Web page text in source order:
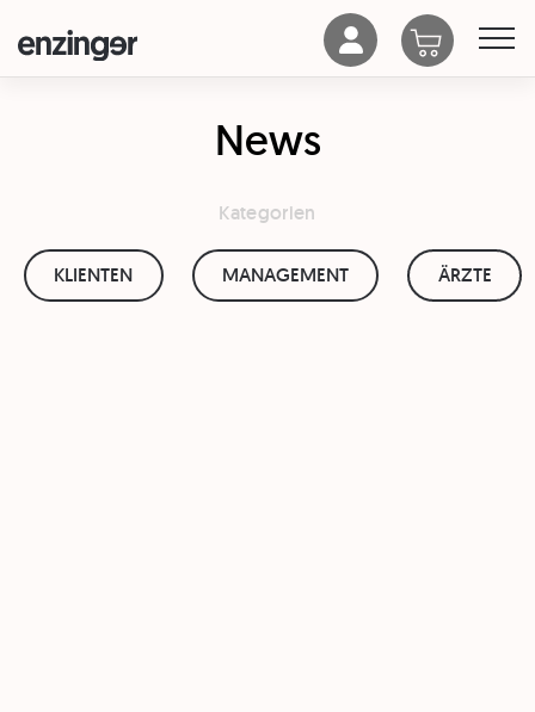
News
Kategorien
KLIENTEN MANAGEMENT ÄRZTE